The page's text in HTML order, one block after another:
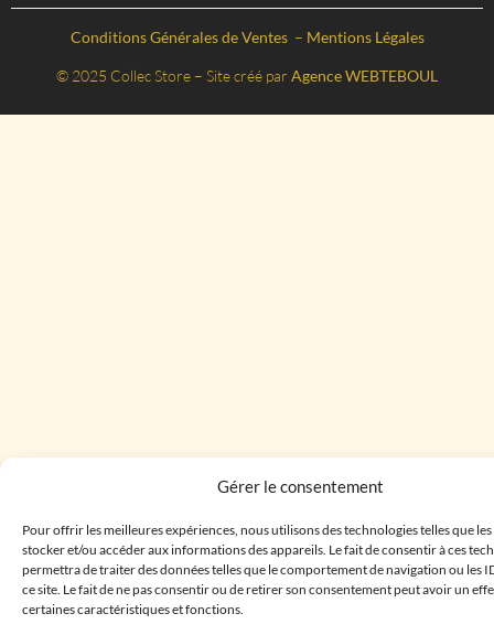
Gérer le consentement
Pour offrir les meilleures expériences, nous utilisons des technologies telles que
stocker et/ou accéder aux informations des appareils. Le fait de consentir à ces
permettra de traiter des données telles que le comportement de navigation ou les
ce site. Le fait de ne pas consentir ou de retirer son consentement peut avoir un
certaines caractéristiques et fonctions.
Conditions Générales de Ventes – Mentions Légales
© 2025 Collec Store – Site créé par Agence WEBTEBOUL